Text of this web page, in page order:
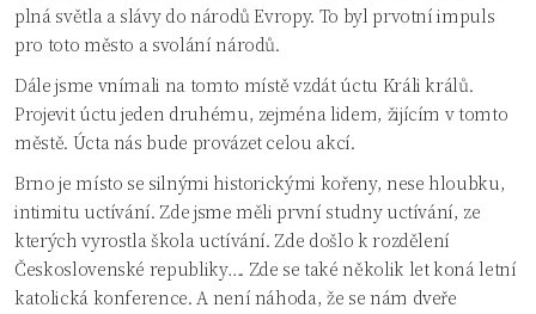
plná světla a slávy do národů Evropy. To byl prvotní impuls
pro toto město a svolání národů.
Dále jsme vnímali na tomto místě vzdát úctu Králi králů.
Projevit úctu jeden druhému, zejména lidem, žijícím v tomto
městě. Úcta nás bude provázet celou akcí.
Brno je místo se silnými historickými kořeny, nese hloubku,
intimitu uctívání. Zde jsme měli první studny uctívání, ze
kterých vyrostla škola uctívání. Zde došlo k rozdělení
Československé republiky…. Zde se také několik let koná letní
katolická konference. A není náhoda, že se nám dveře